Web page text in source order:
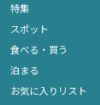
特集
スポット
食べる・買う
泊まる
お気に入りリスト